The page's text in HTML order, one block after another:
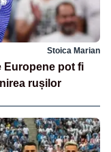
Stoica Marian
Europene pot fi
rușilor